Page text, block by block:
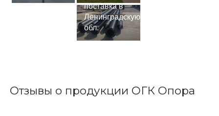
поставка в
Ленинградскую
обл.
Отзывы о продукции ОГК Опора